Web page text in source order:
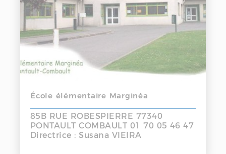
École élémentaire Marginéa
85B RUE ROBESPIERRE 77340
PONTAULT COMBAULT 01 70 05 46 47
Directrice : Susana VIEIRA